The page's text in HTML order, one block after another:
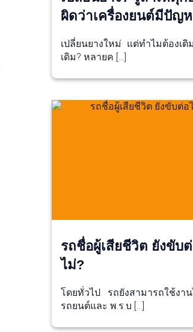
ผิดว่าเครื่องยนต์มีปัญ
เปลี่ยนยางใหม่ แต่ทำไมต้องเ
เดิม? หลายค […]
รถชื่อผู้เสียชีวิต ยังขับ
ไม่?
โดยทั่วไป รถยังสามารถใช้ง
รถยนต์และ พ.ร.บ […]